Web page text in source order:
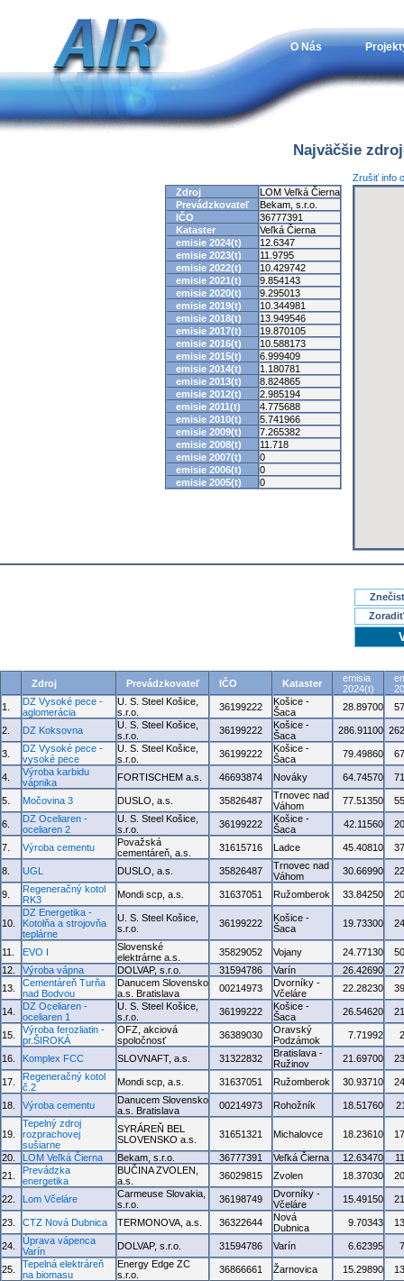
O Nás
Najväčšie
Zrušiť info
Zdroj
LOM Veľká Čierna
Prevádzkovateľ
Bekam, s.r.o.
IČO
36777391
Kataster
Veľká Čierna
emisie 2024(t)
12.6347
emisie 2023(t)
11.9795
emisie 2022(t)
10.429742
emisie 2021(t)
9.854143
emisie 2020(t)
9.295013
emisie 2019(t)
10.344981
emisie 2018(t)
13.949546
emisie 2017(t)
19.870105
emisie 2016(t)
10.588173
emisie 2015(t)
6.999409
emisie 2014(t)
1.180781
emisie 2013(t)
8.824865
emisie 2012(t)
2.985194
emisie 2011(t)
4.775688
emisie 2010(t)
5.741966
emisie 2009(t)
7.265382
emisie 2008(t)
11.718
emisie 2007(t)
0
emisie 2006(t)
0
emisie 2005(t)
0
Zdroj Prevádzkovateľ IČO Kataster
emisia
2024(t)
1.
DZ Vysoké pece -
aglomerácia
U. S. Steel Košice,
s.r.o.
36199222
Košice -
Šaca
28.89700
2. DZ Koksovna
U. S. Steel Košice,
s.r.o.
36199222
Košice -
Šaca
286.91100
3.
DZ Vysoké pece -
vysoké pece
U. S. Steel Košice,
s.r.o.
36199222
Košice -
Šaca
79.49860
4.
Výroba karbidu
vápnika
FORTISCHEM a.s. 46693874 Nováky 64.74570
5. Močovina 3 DUSLO, a.s. 35826487
Trnovec nad
Váhom
77.51350
6.
DZ Oceliaren -
oceliaren 2
U. S. Steel Košice,
s.r.o.
36199222
Košice -
Šaca
42.11560
7. Výroba cementu
Považská
cementáreň, a.s.
31615716 Ladce 45.40810
8. UGL DUSLO, a.s. 35826487
Trnovec nad
Váhom
30.66990
9.
Regeneračný kotol
RK3
Mondi scp, a.s. 31637051 Ružomberok 33.84250
10.
DZ Energetika -
Kotolňa a strojovňa
teplárne
U. S. Steel Košice,
s.r.o.
36199222
Košice -
Šaca
19.73300
11. EVO I
Slovenské
elektrárne a.s.
35829052 Vojany 24.77130
12.
Výroba vápna DOLVAP, s.r.o. 31594786 Varín 26.42690
13.
Cementáreň Turňa
nad Bodvou
Danucem Slovensko
a.s. Bratislava
00214973
Dvorníky -
Včeláre
22.28230
14.
DZ Oceliaren -
oceliaren 1
U. S. Steel Košice,
s.r.o.
36199222
Košice -
Šaca
26.54620
15.
Výroba ferozliatin -
pr.ŠIROKÁ
OFZ, akciová
spoločnosť
36389030
Oravský
Podzámok
7.71992
16. Komplex FCC SLOVNAFT, a.s. 31322832
Bratislava -
Ružinov
21.69700
17.
Regeneračný kotol
č.2
Mondi scp, a.s. 31637051 Ružomberok 30.93710
18. Výroba cementu
Danucem Slovensko
a.s. Bratislava
00214973 Rohožník 18.51760
19.
Tepelný zdroj
rozprachovej
sušiarne
SYRÁREŇ BEL
SLOVENSKO a.s.
31651321 Michalovce 18.23610
20. LOM Veľká Čierna Bekam, s.r.o. 36777391 Veľká Čierna 12.63470
21.
Prevádzka
energetika
BUČINA ZVOLEN,
a.s.
36029815 Zvolen 18.37030
22. Lom Včeláre
Carmeuse Slovakia,
s.r.o.
36198749
Dvorníky -
Včeláre
15.49150
23. CTZ Nová Dubnica TERMONOVA, a.s. 36322644
Nová
Dubnica
9.70343
24.
Úprava vápenca
Varín
DOLVAP, s.r.o. 31594786 Varín 6.62395
25.
Tepelná elektráreň
na biomasu
Energy Edge ZC
s.r.o.
36866661 Žarnovica 15.29890